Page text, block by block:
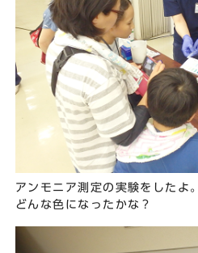
アンモニア測定の実験をしたよ。
どんな色になったかな？